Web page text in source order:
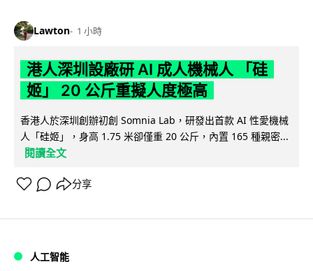
Lawton 1 小時
港人深圳設廠研 AI 成人機械人 「硅
姬」 20 公斤重擬人度極高
香港人於深圳創辦初創 Somnia Lab，研發出首款 AI 性愛機械
人「硅姬」，身高 1.75 米卻僅重 20 公斤，內置 165 種親密...
閱讀全文
分享
人工智能